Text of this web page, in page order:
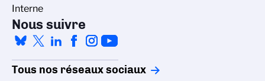
Interne
Nous suivre
Tous nos réseaux sociaux